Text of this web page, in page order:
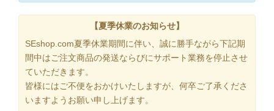
【夏季休業のお知らせ】
SEshop.com夏季休業期間に伴い、誠に勝手ながら下記期
間中はご注文商品の発送ならびにサポート業務を停止させ
ていただきます。
皆様にはご不便をおかけいたしますが、何卒ご了承くださ
いますようお願い申し上げます。